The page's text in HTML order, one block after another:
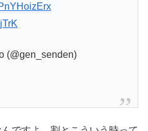
(@gen_senden)